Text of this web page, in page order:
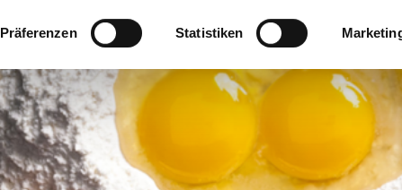
Präferenzen Statistiken
Brot-/Brötchen-Spezialitäten >